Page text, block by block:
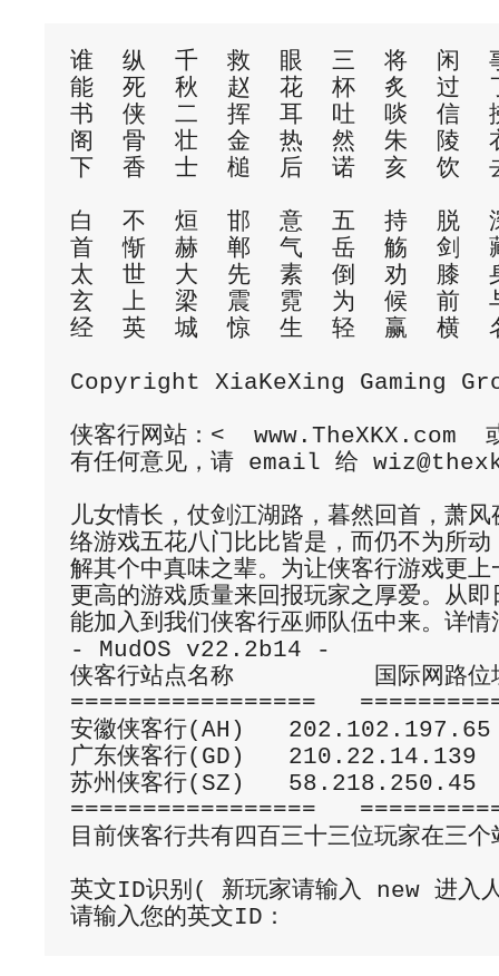
谁  纵  千  救  眼  三  将  闲
能  死  秋  赵  花  杯  炙  过  了  步
书  侠  二  挥  耳  吐  啖  信  拂
阁  骨  壮  金  热  然  朱  陵  衣  一
下  香  士  槌  后  诺  亥  饮
白  不  烜  邯  意  五  持  脱
首  惭  赫  郸  气  岳  觞  剑  藏  里  沓
太  世  大  先  素  倒  劝  膝  身
玄  上  梁  震  霓  为  候  前  与  留  流
经  英  城  惊  生  轻  赢  横
Copyright XiaKeXing Gaming
侠客行网站：<
有任何意见，请 email 给
儿女情长，仗剑江湖路，暮然回首，萧
络游戏五花八门比比皆是，而仍不为所
解其个中真味之辈。为让侠客行游戏更
更高的游戏质量来回报玩家之厚爱。从
能加入到我们侠客行巫师队伍中来
- MudOS v22.2b14 -
侠客行站点名称	     国际网路位址     埠号	  运行时间	   玩家人数
=================
安徽侠客行(AH)
广东侠客行(GD)
苏州侠客行(SZ)   58.218.250.45
=================
目前侠客行共有四百三十三位玩家在三
英文ID识别( 新玩家请输入 new 进入